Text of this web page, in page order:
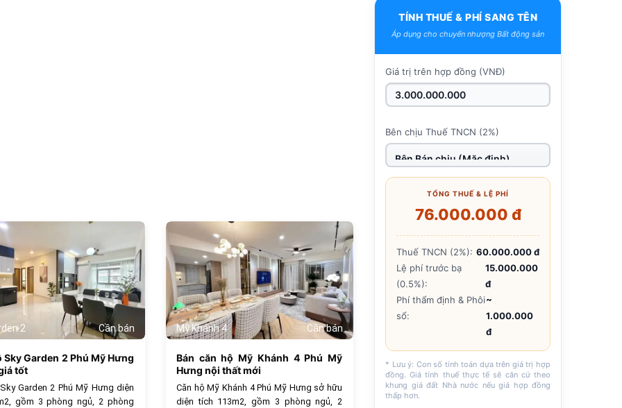
2 Cần bán
Sky Garden 2 Phú Mỹ Hưng
tốt
Garden 2 Phú Mỹ Hưng diện
gồm 3 phòng ngủ, 2 phòng
Mỹ Khánh 4 Cần bán
685
Bán căn hộ Mỹ Khánh 4 Phú Mỹ
Hưng nội thất mới
Căn hộ Mỹ Khánh 4 Phú Mỹ Hưng sở hữu
diện tích 113m2, gồm 3 phòng ngủ, 2
TÍNH THUẾ & PHÍ SANG TÊN
Áp dụng cho chuyển nhượng Bất động sản
Giá trị trên hợp đồng (VNĐ)
Bên chịu Thuế TNCN (2%)
TỔNG THUẾ & LỆ PHÍ
76.000.000 đ
Thuế TNCN (2%): 60.000.000 đ
Lệ phí trước bạ
(0.5%):
15.000.000
đ
Phí thẩm định & Phôi
sổ:
~
1.000.000
đ
* Lưu ý: Con số tính toán dựa trên giá trị hợp
đồng. Giá tính thuế thực tế sẽ căn cứ theo
khung giá đất Nhà nước nếu giá hợp đồng
thấp hơn.